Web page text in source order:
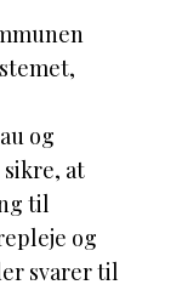
og
at
til
og
svarer til